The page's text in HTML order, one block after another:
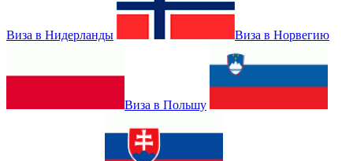
Виза в Нидерланды Виза в Норвегию
Виза в Польшу